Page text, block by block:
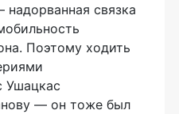
связка
Поэтому ходить
Ушацкас
— он тоже был